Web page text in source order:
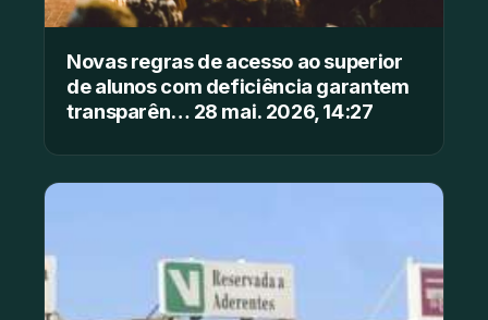
Novas regras de acesso ao superior
de alunos com deficiência garantem
transparên… 28 mai. 2026, 14:27